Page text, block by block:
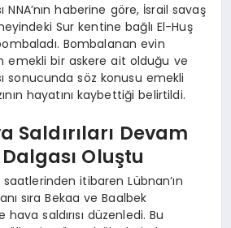
NNA’nın haberine göre, İsrail savaş
Sur kentine bağlı El-Huş
Bombalanan evin
emekli bir askere ait olduğu ve
sonucunda söz konusu emekli
hayatını kaybettiği belirtildi.
Saldırıları Devam
Oluştu
itibaren Lübnan’ın
sıra Bekaa ve Baalbek
saldırısı düzenledi. Bu